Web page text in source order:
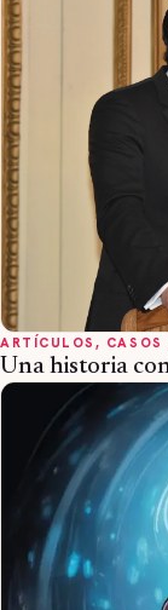
ARTÍCULOS, CASOS
Una historia